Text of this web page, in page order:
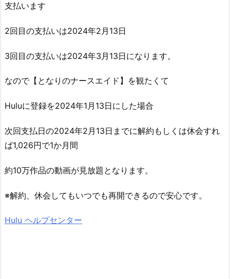
支払います
2回目の支払いは2024年2月13日
3回目の支払いは2024年3月13日になります。
なので【となりのナースエイド】を観たくて
Huluに登録を2024年1月13日にした場合
次回支払日の2024年2月13日までに解約もしくは休会すれ
ば1,026円で1か月間
約10万作品の動画が見放題となります。
※解約、休会してもいつでも再開できるので安心です。
Hulu ヘルプセンター